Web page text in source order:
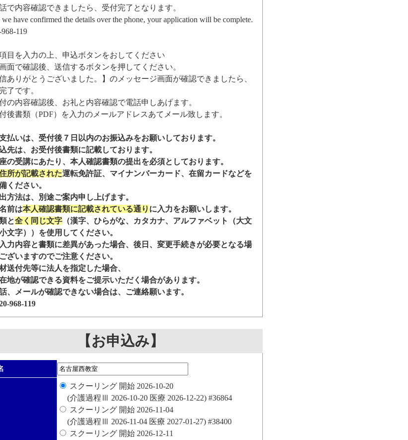
で内容確認できましたら、受付完了となります。
we have confirmed the details over the phone, your application will be complete.
119
目を入力の上、申込ボタンをおしてください
面で確認後、送信するボタンを押してください。
信ありがとうございました。】のメッセージ画面が確認できましたら、
了です。
の内容確認後、お礼と内容確認で電話申しあげます。
後書類（PDF）を入力のメールアドレスあてメール致します。
払いは、受付後７日以内のお振込みをお願いしております。
先は、お受付後書類に記載しております。
の受講にあたり、本人確認書類の提出を必須としております。
所が記載された運転免許証、マイナンバーカード、在留カードなどを
ください。
方法は、別途ご案内申し上げます。
前は本人確認書類に記載されている通り に入力をお願いします。
と全く同じ文字 （漢字、ひらがな、カタカナ、アルファベット（大文
文字））を使用してください。
力内容と書類に差異があった場合、後日、変更手続きが必要となる場
ざいますのでご注意ください。
送付先等に法人を指定した場合、
地が確認できる資料をご提示いただく場合があります。
、メールが確認できない場合は、ご連絡願います。
968-119
【お申込み】
スクーリング 開始 2026-10-20
(介護過程Ⅲ 2026-10-20 医療 2026-12-22) #36864
スクーリング 開始 2026-11-04
(介護過程Ⅲ 2026-11-04 医療 2027-01-27) #38400
スクーリング 開始 2026-12-11